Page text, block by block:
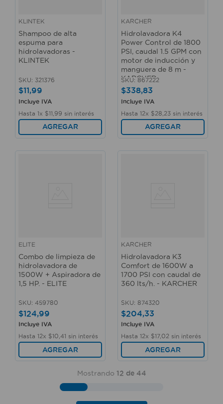
KLINTEK
Shampoo de alta
espuma para
hidrolavadoras -
KLINTEK
SKU: 321376
$11,99
Incluye IVA
Hasta 1x $11 99 sin interés
AGREGAR
KARCHER
Hidrolavadora K4
Power Control de 1800
PSI, caudal 1.5 GPM con
motor de inducción y
manguera de 8 m -
KARCHER
SKU: 867222
$338,83
Incluye IVA
Hasta 12x $28 23 sin interés
AGREGAR
ELITE
Combo de limpieza de
hidrolavadora de
1500W + Aspiradora de
1,5 HP. - ELITE
SKU: 459780
$124,99
Incluye IVA
Hasta 12x $10 41 sin interés
AGREGAR
KARCHER
Hidrolavadora K3
Comfort de 1600W a
1700 PSI con caudal de
360 lts/h. - KARCHER
SKU: 874320
$204,33
Incluye IVA
Hasta 12x $17, 02 sin interés
AGREGAR
Mostrando 12 de 44